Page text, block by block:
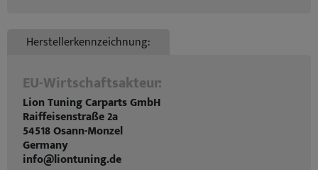
Herstellerkennzeichnung:
EU-Wirtschaftsakteur:
Lion Tuning Carparts GmbH
Raiffeisenstraße 2a
54518 Osann-Monzel
Germany
info@liontuning.de